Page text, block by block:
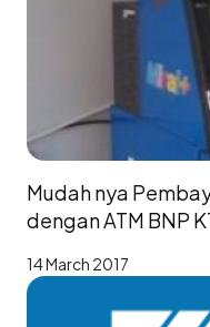
Mudah nya
dengan ATM BNP
14 March 2017